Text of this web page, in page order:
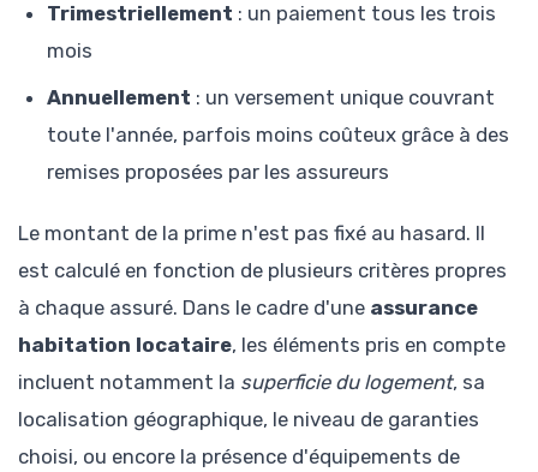
Trimestriellement : un paiement tous les trois
mois
Annuellement : un versement unique couvrant
toute l'année, parfois moins coûteux grâce à des
remises proposées par les assureurs
Le montant de la prime n'est pas fixé au hasard. Il
est calculé en fonction de plusieurs critères propres
à chaque assuré. Dans le cadre d'une assurance
habitation locataire, les éléments pris en compte
incluent notamment la superficie du logement, sa
localisation géographique, le niveau de garanties
choisi, ou encore la présence d'équipements de